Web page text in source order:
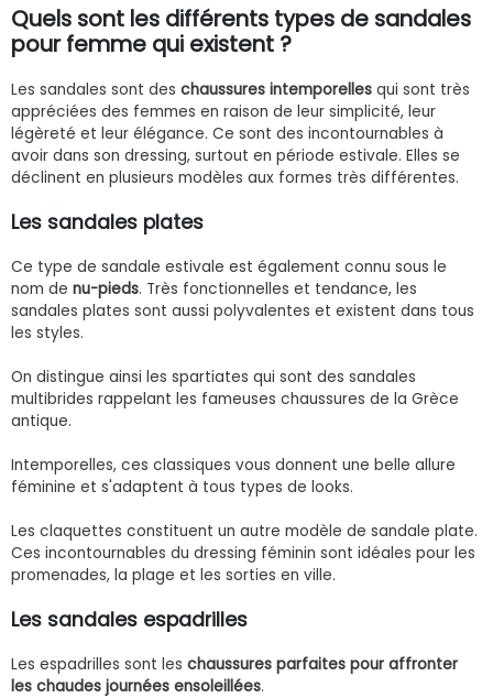
Quels sont les différents types de sandales
pour femme qui existent ?
Les sandales sont des chaussures intemporelles qui sont très
appréciées des femmes en raison de leur simplicité, leur
légèreté et leur élégance. Ce sont des incontournables à
avoir dans son dressing, surtout en période estivale. Elles se
déclinent en plusieurs modèles aux formes très différentes.
Les sandales plates
Ce type de sandale estivale est également connu sous le
nom de nu-pieds. Très fonctionnelles et tendance, les
sandales plates sont aussi polyvalentes et existent dans tous
les styles.
On distingue ainsi les spartiates qui sont des sandales
multibrides rappelant les fameuses chaussures de la Grèce
antique.
Intemporelles, ces classiques vous donnent une belle allure
féminine et s'adaptent à tous types de looks.
Les claquettes constituent un autre modèle de sandale plate.
Ces incontournables du dressing féminin sont idéales pour les
promenades, la plage et les sorties en ville.
Les sandales espadrilles
Les espadrilles sont les chaussures parfaites pour affronter
les chaudes journées ensoleillées.